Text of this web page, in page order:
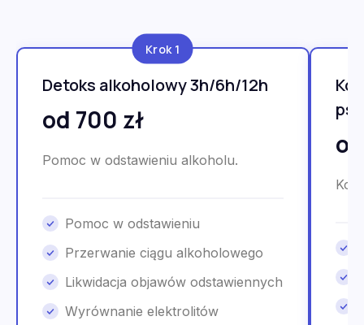
Krok 1
Detoks alkoholowy 3h/6h/12h
od 700 zł
Pomoc w odstawieniu alkoholu.
Pomoc w odstawieniu
Przerwanie ciągu alkoholowego
Likwidacja objawów odstawiennych
Wyrównanie elektrolitów